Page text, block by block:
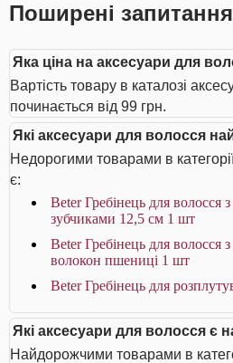
Поширені запитання
Яка ціна на аксесуари для
Вартість товару в каталозі
починається від 99 грн.
Які аксесуари для волосся
Недорогими товарами в
є:
Beter Гребінець для волосся
зубчиками 12,5 см 1 шт
Beter Гребінець для волосся
волокон пшениці 1 шт
Beter Гребінець для
Які аксесуари для волосся є
Найдорожчими товарами в